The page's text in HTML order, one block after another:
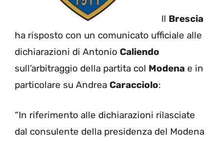
Il Brescia
ha risposto con un comunicato ufficiale alle
dichiarazioni di Antonio Caliendo
sull’arbitraggio della partita col Modena e in
particolare su Andrea Caracciolo:
“In riferimento alle dichiarazioni rilasciate
dal consulente della presidenza del Modena